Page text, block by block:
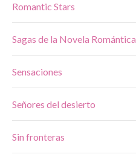
Romantic Stars
Sagas de la Novela Romántica
Sensaciones
Señores del desierto
Sin fronteras